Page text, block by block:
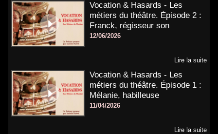
Vocation & Hasards - Les
métiers du théâtre. Épisode 2 :
Franck, régisseur son
12/06/2026
Lire la suite
Vocation & Hasards - Les
métiers du théâtre. Épisode 1 :
Mélanie, habilleuse
11/04/2026
Lire la suite